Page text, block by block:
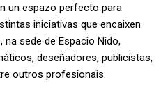
un espazo perfecto para
iniciativas que encaixen
sede de Espacio Nido,
deseñadores, publicistas,
outros profesionais.